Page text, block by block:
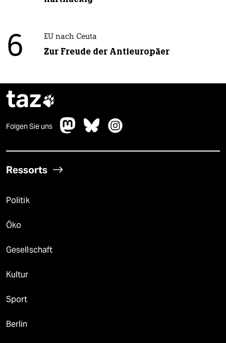
6 EU nach Ceuta
Zur Freude der Antieuropäer
taz
Folgen Sie uns
Ressorts
Politik
Öko
Gesellschaft
Kultur
Sport
Berlin